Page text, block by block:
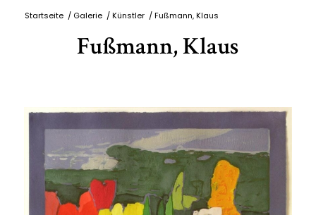
Startseite / Galerie / Künstler / Fußmann, Klaus
Fußmann, Klaus